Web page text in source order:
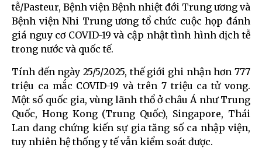
tễ/Pasteur, Bệnh viện Bệnh nhiệt đới Trung ương và
Bệnh viện Nhi Trung ương tổ chức cuộc họp đánh
giá nguy cơ COVID-19 và cập nhật tình hình dịch tễ
trong nước và quốc tế.
Tính đến ngày 25/5/2025, thế giới ghi nhận hơn 777
triệu ca mắc COVID-19 và trên 7 triệu ca tử vong.
Một số quốc gia, vùng lãnh thổ ở châu Á như Trung
Quốc, Hong Kong (Trung Quốc), Singapore, Thái
Lan đang chứng kiến sự gia tăng số ca nhập viện,
tuy nhiên hệ thống y tế vẫn kiểm soát được.